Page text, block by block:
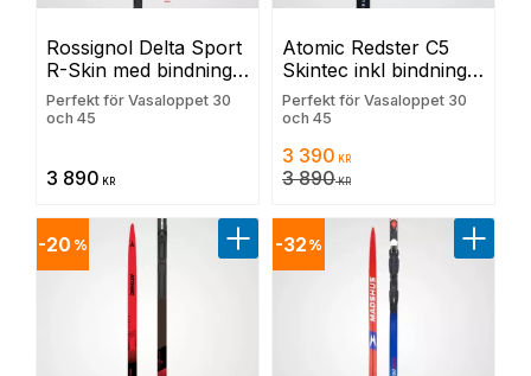
Rossignol Delta Sport
R-Skin med bindning
och grundvallning
Perfekt för Vasaloppet 30
och 45
3 890 KR
Atomic Redster C5
Skintec inkl bindning
och grundvallning
Perfekt för Vasaloppet 30
och 45
3 390 KR
3 890KR
20 % Lägg till i favoriter
32 % Lägg